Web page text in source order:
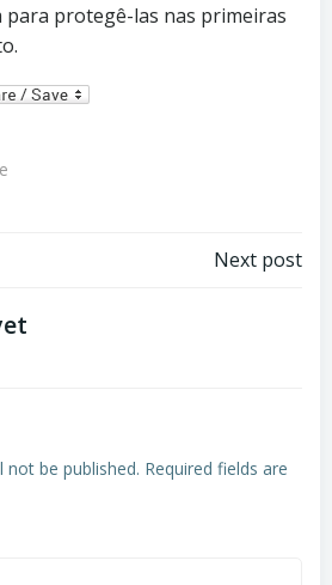
protegê-las nas primeiras
Next post
not be published. Required fields are